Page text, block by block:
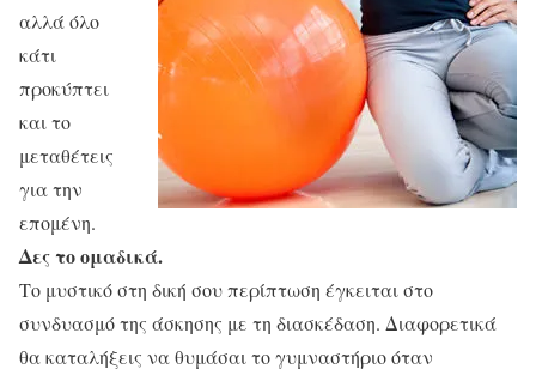
αλλά όλο
κάτι
προκύπτει
και το
μεταθέτεις
για την
επομένη.
Δες το ομαδικά.
Το μυστικό στη δική σου περίπτωση έγκειται στο
συνδυασμό της άσκησης με τη διασκέδαση. Διαφορετικά
θα καταλήξεις να θυμάσαι το γυμναστήριο όταν